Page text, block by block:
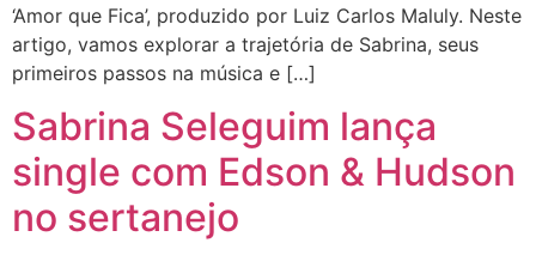
‘Amor que Fica’, produzido por Luiz Carlos Maluly. Neste
artigo, vamos explorar a trajetória de Sabrina, seus
primeiros passos na música e […]
Sabrina Seleguim lança
single com Edson & Hudson
no sertanejo